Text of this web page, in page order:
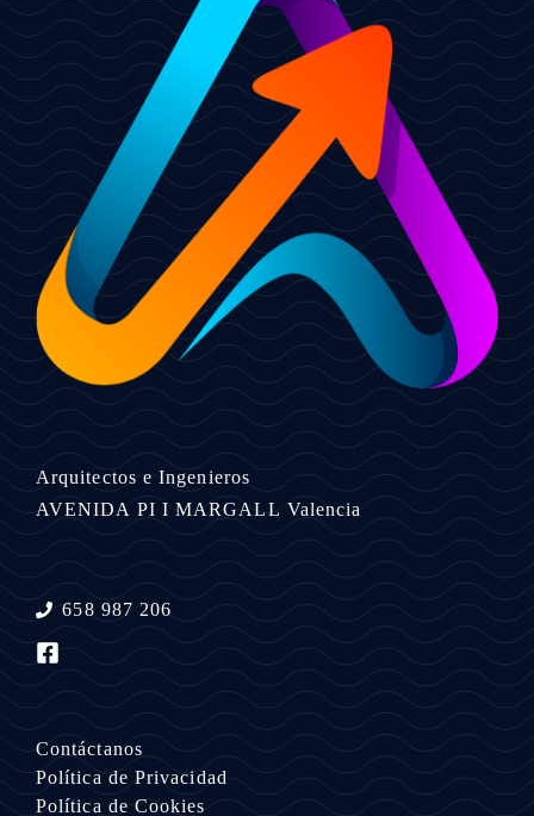
Arquitectos e Ingenieros
AVENIDA PI I MARGALL Valencia
658 987 206
Contáctanos
Política de Privacidad
Política de Cookies